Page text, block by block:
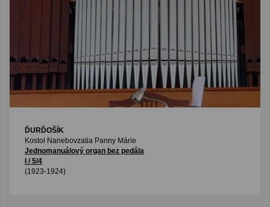
ĎURĎOŠÍK
Kostol Nanebovzatia Panny Márie
Jednomanuálový organ bez pedála
I / 5/4
(1923-1924)